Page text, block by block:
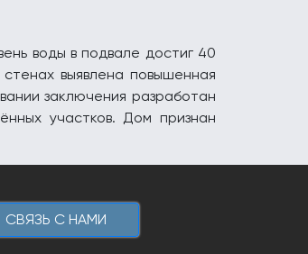
воды в подвале достиг 40
выявлена повышенная
заключения разработан
участков. Дом признан
CВЯЗЬ С НАМИ